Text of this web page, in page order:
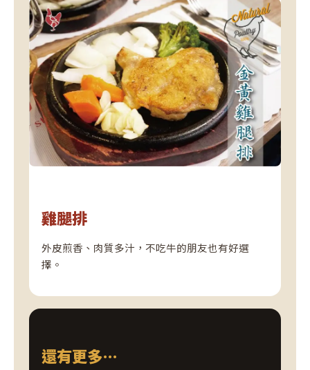
雞腿排
外皮煎香、肉質多汁，不吃牛的朋友也有好選
擇。
還有更多…